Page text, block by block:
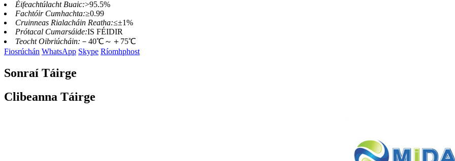
Éifeachtúlacht Buaic:>95.5%
Fachtóir Cumhachta:≥0.99
Cruinneas Rialacháin Reatha:≤±1%
Prótacal Cumarsáide:IS FÉIDIR
Teocht Oibriúcháin: －40℃～＋75℃
Fiosrúchán WhatsApp Skype Ríomhphost
Sonraí Táirge
Clibeanna Táirge